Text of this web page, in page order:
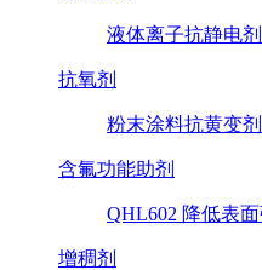
液体离子抗静电剂
抗氧剂
粉末涂料抗黄变
含氟功能助剂
QHL602 降低表
增稠剂